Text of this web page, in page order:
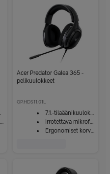
Acer Predator Galea 365 -
pelikuulokkeet
GP.HDS11.01L
7.1.-tilaäänikuulokkeet
Irrotettava mikrofoni
Ergonomiset korvatyynyt